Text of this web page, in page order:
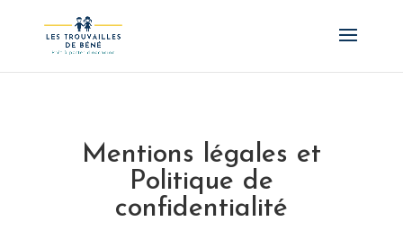
Mentions légales et
Politique de
confidentialité